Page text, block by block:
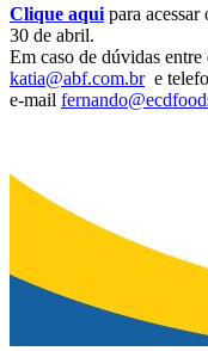
Clique aqui para
30 de abril.
Em caso de dúvidas
katia@abf.com.bre
e-mail